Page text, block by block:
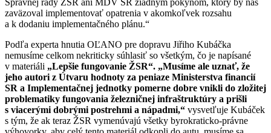
zaväzoval implementovať opatrenia v akomkoľvek rozsahu
a k dodaniu implementačného plánu.“
Podľa experta hnutia OĽANO pre dopravu Jiřiho Kubáčka
nemusíme celkom nekriticky súhlasiť so všetkým, čo je napísané
v materiáli „Lepšie fungovanie ŽSR“. „Musíme ale uznať, že
jeho autori z Útvaru hodnoty za peniaze Ministerstva financií
SR a Implementačnej jednotky pomerne dobre vnikli do zložitej
problematiky fungovania železničnej infraštruktúry a prišli
s viacerými dobrými postrehmi a nápadmi,“ vysvetľuje Kubáček
s tým, že ak teraz ŽSR vymenúvajú všetky byrokraticko-právne